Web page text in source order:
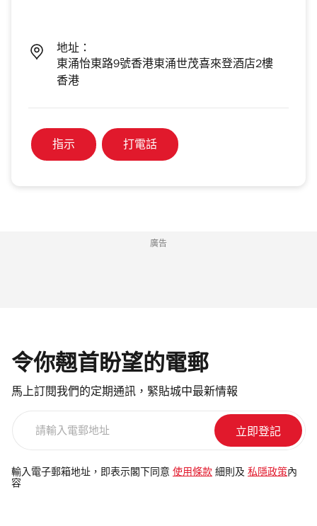
地址：
東涌怡東路9號香港東涌世茂喜來登酒店2樓
香港
指示 打電話
廣告
令你翹首盼望的電郵
馬上訂閱我們的定期通訊，緊貼城中最新情報
電
郵
輸入電子郵箱地址，即表示閣下同意 使用條款 細則及 私隱政策 內
容